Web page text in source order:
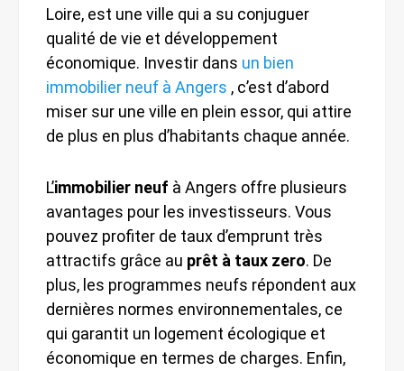
Loire, est une ville qui a su conjuguer
qualité de vie et développement
économique. Investir dans un bien
immobilier neuf à Angers , c’est d’abord
miser sur une ville en plein essor, qui attire
de plus en plus d’habitants chaque année.
L’immobilier neuf à Angers offre plusieurs
avantages pour les investisseurs. Vous
pouvez profiter de taux d’emprunt très
attractifs grâce au prêt à taux zero. De
plus, les programmes neufs répondent aux
dernières normes environnementales, ce
qui garantit un logement écologique et
économique en termes de charges. Enfin,